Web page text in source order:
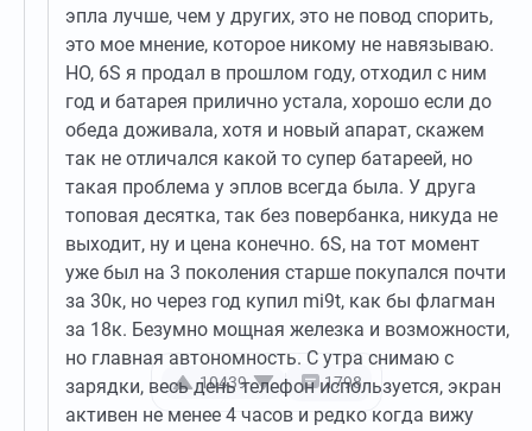
10439 1798
эпла лучше, чем у других, это не повод спорить,
это мое мнение, которое никому не навязываю.
НО, 6S я продал в прошлом году, отходил с ним
год и батарея прилично устала, хорошо если до
обеда доживала, хотя и новый апарат, скажем
так не отличался какой то супер батареей, но
такая проблема у эплов всегда была. У друга
топовая десятка, так без повербанка, никуда не
выходит, ну и цена конечно. 6S, на тот момент
уже был на 3 поколения старше покупался почти
за 30к, но через год купил mi9t, как бы флагман
за 18к. Безумно мощная железка и возможности,
но главная автономность. С утра снимаю с
зарядки, весь день телефон используется, экран
активен не менее 4 часов и редко когда вижу